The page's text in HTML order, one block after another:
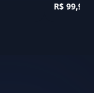
R$ 99,90